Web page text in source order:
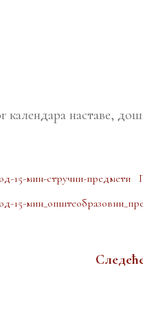
календара наставе,
15-мин-стручни-предмети
15-